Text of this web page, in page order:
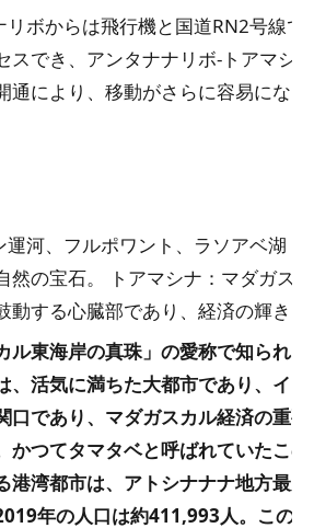
ボからは飛行機と国道RN2号線で
スでき、アンタナナリボ-トアマシナ
通により、移動がさらに容易になり
河、フルポワント、ラソアベ湖：
然の宝石。
トアマシナ：マダガスカ
動する心臓部であり、経済の輝き
ル東海岸の真珠」の愛称で知られる
、活気に満ちた大都市であり、イン
口であり、マダガスカル経済の重要
かつてタマタベと呼ばれていたこの
港湾都市は、アトシナナナ地方最大
年の人口は約411,993人。この数